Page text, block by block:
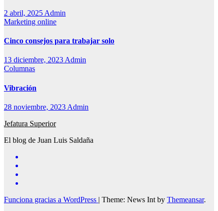
2 abril, 2025 Admin
Marketing online
Cinco consejos para trabajar solo
13 diciembre, 2023 Admin
Columnas
Vibración
28 noviembre, 2023 Admin
Jefatura Superior
El blog de Juan Luis Saldaña
Funciona gracias a WordPress | Theme: News Int by Themeansar.